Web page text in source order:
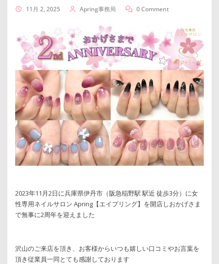
11月 2, 2025 Apring事務局 0 Comment
2023年11月2日に兵庫県伊丹市（阪急稲野駅 駅近 徒歩3分）に女
性専用ネイルサロン Apring【エイプリング】を開店しおかげさま
で無事に2周年を迎えました
沢山のご来店を頂き、お客様からいつも嬉しい口コミやお言葉を
頂き従業員一同とても感謝しております